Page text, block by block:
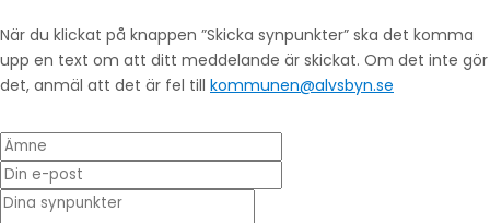
När du klickat på knappen ”Skicka synpunkter” ska det komma
upp en text om att ditt meddelande är skickat. Om det inte gör
det, anmäl att det är fel till kommunen@alvsbyn.se
Ämne
Din e-post
* Dina synpunkter